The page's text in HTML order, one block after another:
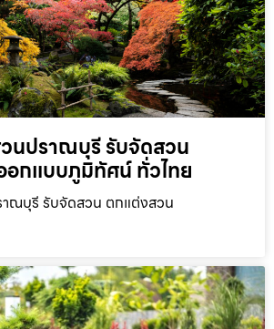
นปราณบุรี รับจัดสวน
กแบบภูมิทัศน์ ทั่วไทย
ณบุรี รับจัดสวน ตกแต่งสวน